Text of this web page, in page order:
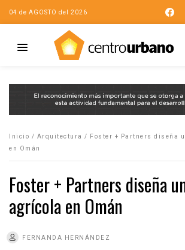
04 de AGOSTO del 2026
Inicio / Arquitectura /
Foster + Partners diseña
en Omán
Foster + Partners diseña
agrícola en Omán
FERNANDA HERNÁNDEZ